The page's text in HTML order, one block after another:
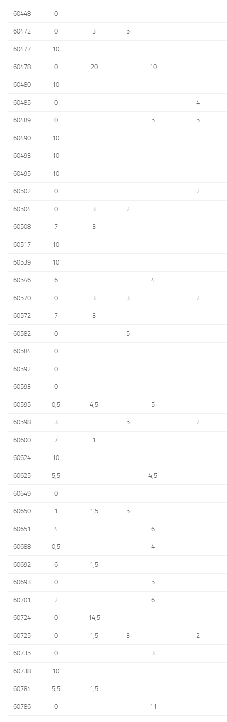
60448 0
60472 0 3 5
60477 10
60478 0 20 10
60480 10
60485 0 4
60489 0 5 5
60490 10
60493 10
60495 10
60502 0 2
60504 0 3 2
60508 7 3
60517 10
60539 10
60546 6 4
60570 0 3 3 2
60572 7 3
60582 0 5
60584 0
60592 0
60593 0
60595 0,5 4,5 5
60598 3 5 2
60600 7 1
60624 10
60625 5,5 4,5
60649 0
60650 1 1,5 5
60651 4 6
60688 0,5 4
60692 6 1,5
60693 0 5
60701 2 6
60724 0 14,5
60725 0 1,5 3 2
60735 0 3
60738 10
60784 5,5 1,5
60786 0 11